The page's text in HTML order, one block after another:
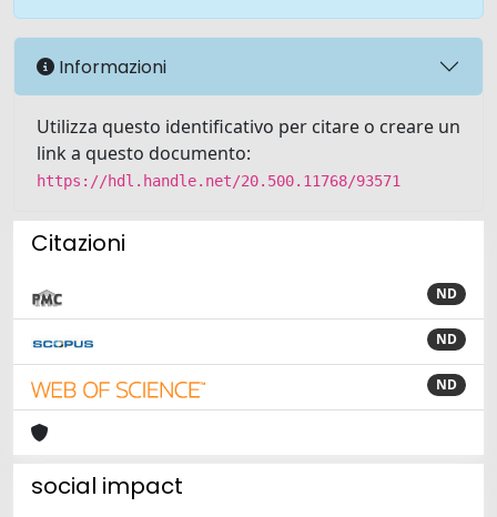
Informazioni
Utilizza questo identificativo per citare o creare un
link a questo documento:
https://hdl.handle.net/20.500.11768/93571
Citazioni
ND
ND
ND
social impact